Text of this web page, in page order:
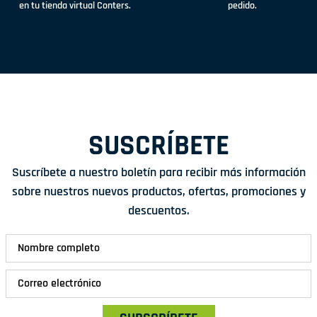
en tu tienda virtual Conters. pedido.
SUSCRÍBETE
Suscríbete a nuestro boletín para recibir más información
sobre nuestros nuevos productos, ofertas, promociones y
descuentos.